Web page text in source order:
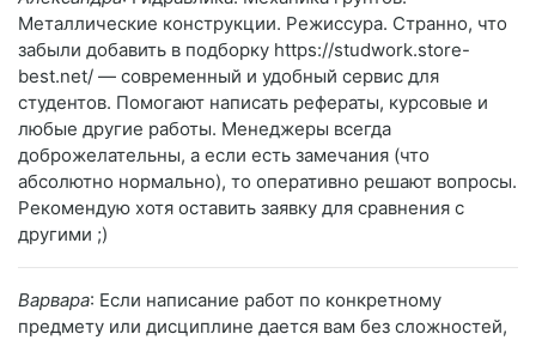
Металлические конструкции. Режиссура. Странно, что
забыли добавить в подборку https://studwork.store-
best.net/ — современный и удобный сервис для
студентов. Помогают написать рефераты, курсовые и
любые другие работы. Менеджеры всегда
доброжелательны, а если есть замечания (что
абсолютно нормально), то оперативно решают вопросы.
Рекомендую хотя оставить заявку для сравнения с
другими ;)
Варвара: Если написание работ по конкретному
предмету или дисциплине дается вам без сложностей,